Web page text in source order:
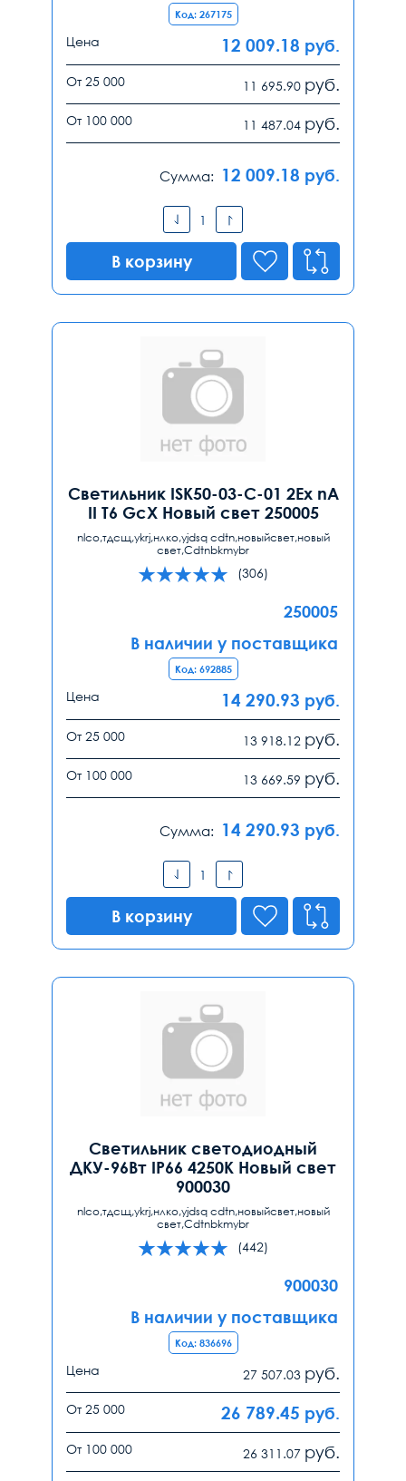
Код: 267175
Цена 12 009.18 руб.
От 25 000 11 695.90 руб.
От 100 000 11 487.04 руб.
Сумма: 12 009.18 руб.
В корзину
Светильник ISK50-03-C-01 2Ех nA
II T6 GcX Новый свет 250005
nlco,тдсщ,ykrj,нлко,yjdsq cdtn,новыйсвет,новый
свет,Cdtnbkmybr
(306)
250005
В наличии у поставщика
Код: 692885
Цена 14 290.93 руб.
От 25 000 13 918.12 руб.
От 100 000 13 669.59 руб.
Сумма: 14 290.93 руб.
В корзину
Светильник светодиодный
ДКУ-96Вт IP66 4250К Новый свет
900030
nlco,тдсщ,ykrj,нлко,yjdsq cdtn,новыйсвет,новый
свет,Cdtnbkmybr
(442)
900030
В наличии у поставщика
Код: 836696
Цена 27 507.03 руб.
От 25 000 26 789.45 руб.
От 100 000 26 311.07 руб.